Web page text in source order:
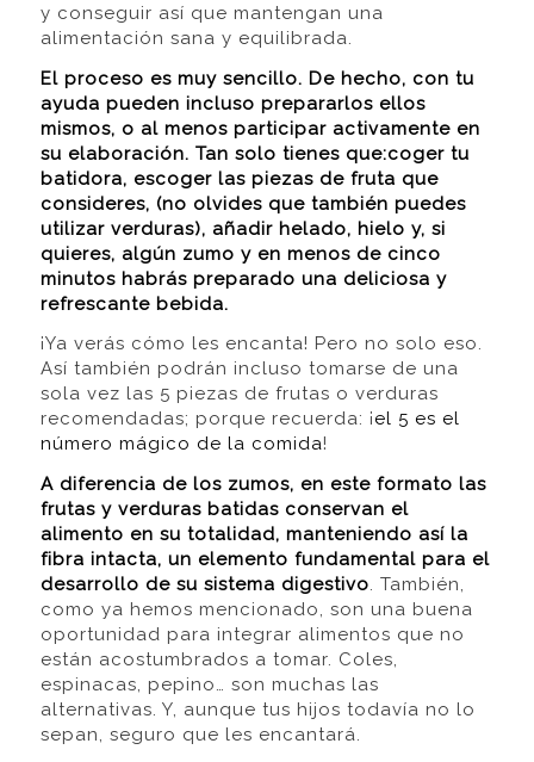
y conseguir así que mantengan una
alimentación sana y equilibrada.
El proceso es muy sencillo. De hecho, con tu
ayuda pueden incluso prepararlos ellos
mismos, o al menos participar activamente en
su elaboración. Tan solo tienes que:coger tu
batidora, escoger las piezas de fruta que
consideres, (no olvides que también puedes
utilizar verduras), añadir helado, hielo y, si
quieres, algún zumo y en menos de cinco
minutos habrás preparado una deliciosa y
refrescante bebida.
¡Ya verás cómo les encanta! Pero no solo eso.
Así también podrán incluso tomarse de una
sola vez las 5 piezas de frutas o verduras
recomendadas; porque recuerda: ¡el 5 es el
número mágico de la comida!
A diferencia de los zumos, en este formato las
frutas y verduras batidas conservan el
alimento en su totalidad, manteniendo así la
fibra intacta, un elemento fundamental para el
desarrollo de su sistema digestivo. También,
como ya hemos mencionado, son una buena
oportunidad para integrar alimentos que no
están acostumbrados a tomar. Coles,
espinacas, pepino… son muchas las
alternativas. Y, aunque tus hijos todavía no lo
sepan, seguro que les encantará.